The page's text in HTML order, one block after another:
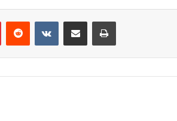
PinterestReddit VKontakteShare via Email Print